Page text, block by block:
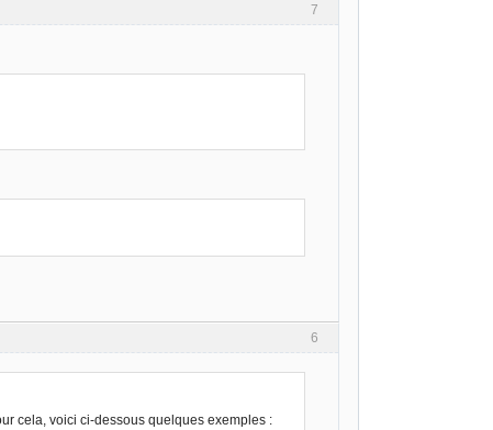
7
6
cela, voici ci-dessous quelques exemples :